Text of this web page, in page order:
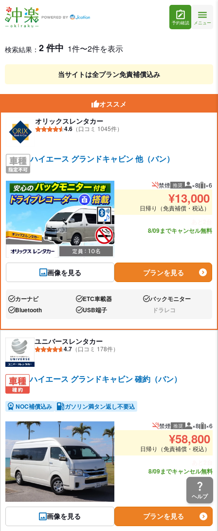
予約確認 メニュー
豊見城市のハイエース等バン（8～10名乗り）レンタカーを格
レンタカー検索結果
検索結果： 2 件中 1件〜2件を表示
当サイトは全プラン免責補償込み
オススメ
オリックスレンタカー
4.6 （口コミ 1045件）
ハイエース グランドキャビン 他（バン）
画像を見る
禁煙 推奨 推奨人数
×8 推奨
×6
¥13,000
日帰り（免責補償・税込）
8/09までキャンセル無料
プランを見る
あり:カーナビ あり:ETC車載器 あり:バックモニター
あり:Bluetooth あり:USB端子 なし:ドラレコ
ユニバースレンタカー
4.7 （口コミ 178件）
ハイエース グランドキャビン 確約（バン）
NOC補償込み ガソリン満タン返し不要込
画像を見る
禁煙 推奨 推奨人数
×8 推
×6
¥58,800
日帰り（免責補償・税込）
8/09までキャンセル無料
プランを見る
ヘルプ